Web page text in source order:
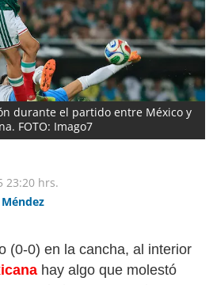
durante el partido entre México y
FOTO: Imago7
23:20 hrs.
(0-0) en la cancha, al interior
hay algo que molestó